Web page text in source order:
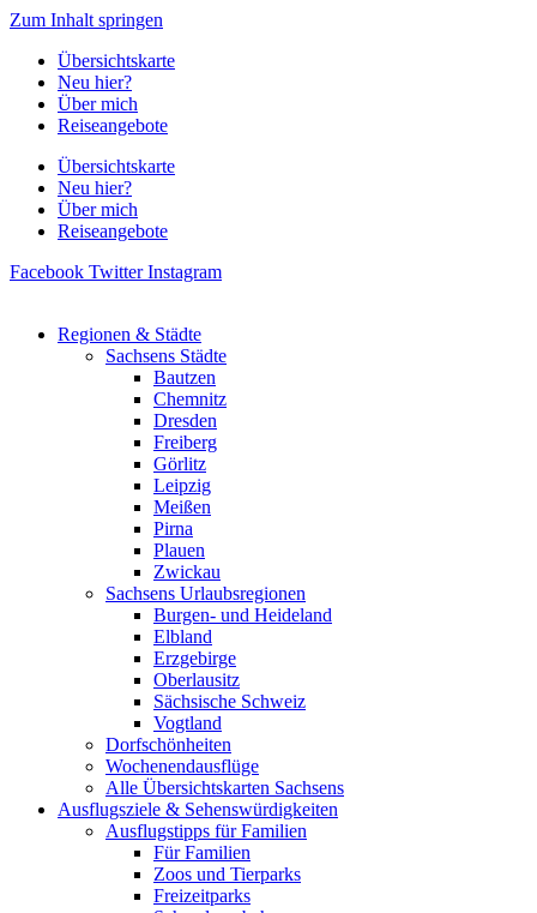
Zum Inhalt springen
Übersichtskarte
Neu hier?
Über mich
Reiseangebote
Übersichtskarte
Neu hier?
Über mich
Reiseangebote
Facebook Twitter Instagram
Regionen & Städte
Sachsens Städte
Bautzen
Chemnitz
Dresden
Freiberg
Görlitz
Leipzig
Meißen
Pirna
Plauen
Zwickau
Sachsens Urlaubsregionen
Burgen- und Heideland
Elbland
Erzgebirge
Oberlausitz
Sächsische Schweiz
Vogtland
Dorfschönheiten
Wochenendausflüge
Alle Übersichtskarten Sachsens
Ausflugsziele & Sehenswürdigkeiten
Ausflugstipps für Familien
Für Familien
Zoos und Tierparks
Freizeitparks